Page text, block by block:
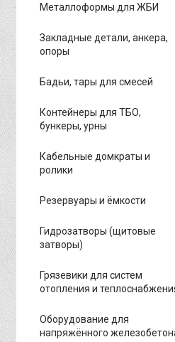
Металлоформы для ЖБИ
Закладные детали, анкера,
опоры
Бадьи, тары для смесей
Контейнеры для ТБО,
бункеры, урны
Кабельные домкраты и
ролики
Резервуары и ёмкости
Гидрозатворы (щитовые
затворы)
Грязевики для систем
отопления и
Оборудование для
напряжённого